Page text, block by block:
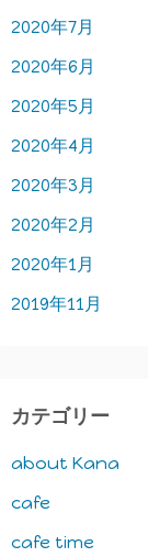
2020年7月
2020年6月
2020年5月
2020年4月
2020年3月
2020年2月
2020年1月
2019年11月
カテゴリー
about Kana
cafe
cafe time